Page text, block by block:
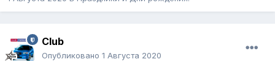
Club
Опубликовано 1 Августа 2020